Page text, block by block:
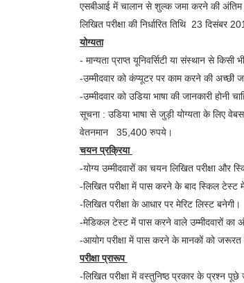
एसबीआई में चालान से शुल्क जमा करने की
लिखित परीक्षा की निर्धारित तिथि 23 दिसंबर
योग्यता
- मान्यता प्राप्त यूनिवर्सिटी या संस्थान से किसी
-उम्मीदवार को कंप्यूटर पर काम करने की अच्छी
-उम्मीदवार को उडिया भाषा की जानकारी होनी
सूचना : उडिया भाषा से जुड़ी योग्यता के लिए
वेतनमान 35,400 रुपये।
चयन प्रक्रिया
-योग्य उम्मीदवारों का चयन लिखित परीक्षा और
-लिखित परीक्षा में पास करने के बाद स्किल टेस्ट
-लिखित परीक्षा के आधार पर मेरिट लिस्ट बनेगी।
-मेडिकल टेस्ट में पास करने वाले उम्मीदवारों का
-आयोग परीक्षा में पास करने के मानकों को
परीक्षा प्रारूप
-लिखित परीक्षा में वस्तुनिष्ठ प्रकार के प्रश्न पूछे